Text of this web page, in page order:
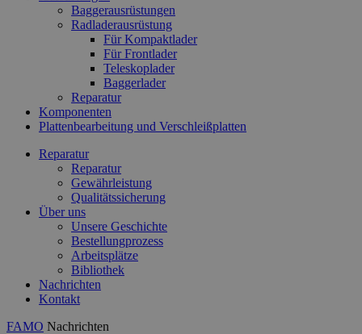
Baggerausrüstungen
Radladerausrüstung
Für Kompaktlader
Für Frontlader
Teleskoplader
Baggerlader
Reparatur
Komponenten
Plattenbearbeitung und Verschleißplatten
Reparatur
Reparatur
Gewährleistung
Qualitätssicherung
Über uns
Unsere Geschichte
Bestellungprozess
Arbeitsplätze
Bibliothek
Nachrichten
Kontakt
FAMO Nachrichten